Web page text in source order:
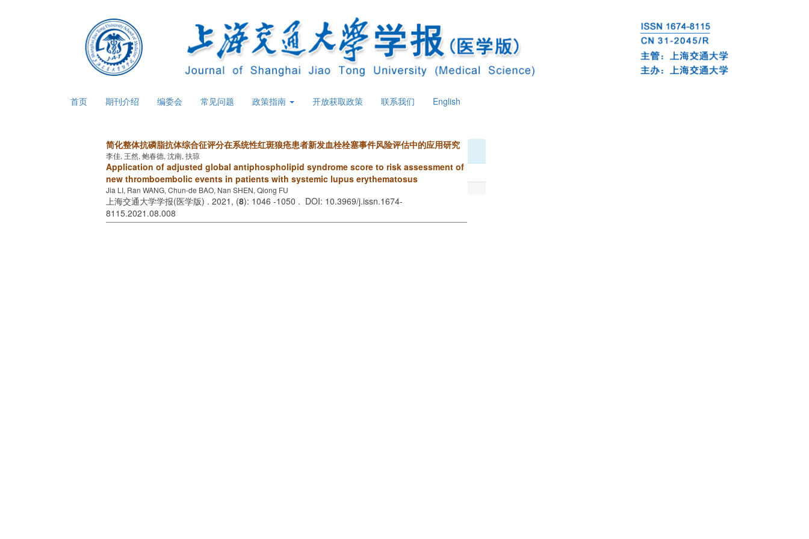
首页 期刊介绍 编委会 常见问题 政策指南 开放获取政策 联系我们 English
简化整体抗磷脂抗体综合征评分在系统性红斑狼疮患者新发血栓栓塞事件风险评估中的应用研究
李佳, 王然, 鲍春德, 沈南, 扶琼
Application of adjusted global antiphospholipid syndrome score to risk assessment of
new thromboembolic events in patients with systemic lupus erythematosus
Jia LI, Ran WANG, Chun-de BAO, Nan SHEN, Qiong FU
上海交通大学学报(医学版) . 2021, (8): 1046 -1050 . DOI: 10.3969/j.issn.1674-
8115.2021.08.008